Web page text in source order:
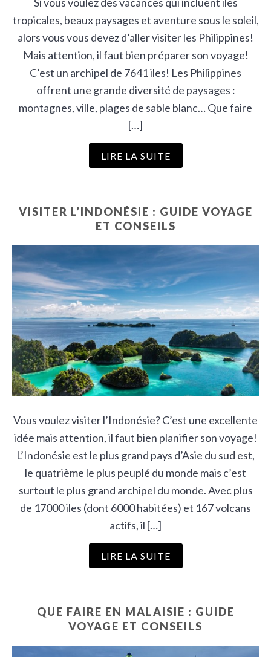
tropicales, beaux paysages et aventure sous le soleil,
alors vous vous devez d’aller visiter les Philippines!
Mais attention, il faut bien préparer son voyage!
C’est un archipel de 7641 iles! Les Philippines
offrent une grande diversité de paysages :
montagnes, ville, plages de sable blanc… Que faire
[…]
LIRE LA SUITE
VISITER L’INDONÉSIE : GUIDE VOYAGE
ET CONSEILS
Vous voulez visiter l’Indonésie? C’est une excellente
idée mais attention, il faut bien planifier son voyage!
L’Indonésie est le plus grand pays d’Asie du sud est,
le quatrième le plus peuplé du monde mais c’est
surtout le plus grand archipel du monde. Avec plus
de 17000 iles (dont 6000 habitées) et 167 volcans
actifs, il […]
LIRE LA SUITE
QUE FAIRE EN MALAISIE : GUIDE
VOYAGE ET CONSEILS